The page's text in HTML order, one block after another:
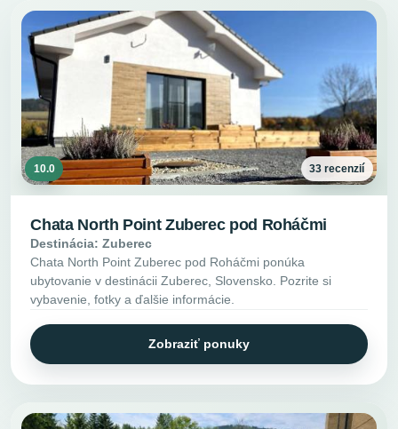
10.0 33 recenzií
Chata North Point Zuberec pod Roháčmi
Destinácia: Zuberec
Chata North Point Zuberec pod Roháčmi ponúka
ubytovanie v destinácii Zuberec, Slovensko. Pozrite si
vybavenie, fotky a ďalšie informácie.
Zobraziť ponuky